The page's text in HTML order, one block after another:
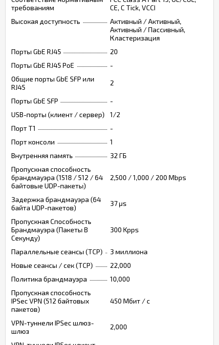
требованиям
CE, C Tick, VCCI
Высокая доступность
Активный / Активный,
Активный / Пассивный,
Кластеризация
Порты GbE RJ45
20
Порты GbE RJ45 PoE
-
Общие порты GbE SFP или
RJ45
2
Порты GbE SFP
-
USB-порты (клиент / сервер)
1/2
Порт T1
-
Порт консоли
1
Внутренняя память
32 ГБ
Пропускная способность
брандмауэра (1518 / 512 / 64
байтовые UDP-пакеты)
2,500 / 1,000 / 200 Mbps
Задержка брандмауэра (64
байта UDP-пакетов)
37 μs
Пропускная Способность
Брандмауэра (Пакеты В
Секунду)
300 Kpps
Параллельные сеансы (TCP)
3 миллиона
Новые сеансы / сек (TCP)
22,000
Политика брандмауэра
10,000
Пропускная способность
IPSec VPN (512 байтовых
пакетов)
450 Мбит / с
VPN-туннели IPSec шлюз-
шлюз
2,000